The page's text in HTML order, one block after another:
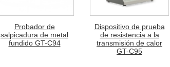
Probador de
salpicadura de metal
fundido GT-C94
Dispositivo de prueba
de resistencia a la
transmisión de calor
GT-C95